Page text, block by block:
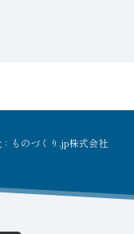
ものづくり.jp株式会社